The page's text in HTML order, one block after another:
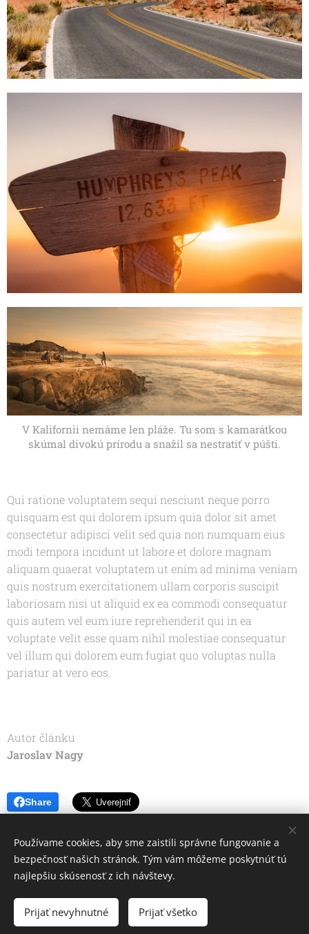
V Kalifornii nemáme len pláže. Tu som s kamarátkou
skúmal divokú prírodu a snažil sa nestratiť v púšti.
Qui ratione voluptatem sequi nesciunt neque porro
quisquam est qui dolorem ipsum quia dolor sit amet
consectetur adipisci velit sed quia non numquam eius
modi tempora incidunt ut labore et dolore magnam
aliquam quaerat voluptatem ut enim ad minima veniam
quis nostrum exercitationem ullam corporis suscipit
laboriosam nisi ut aliquid ex ea commodi consequatur
quis autem vel eum iure reprehenderit qui in ea
voluptate velit esse quam nihil molestiae consequatur
vel illum qui dolorem eum fugiat quo voluptas nulla
pariatur at vero eos.
Autor článku
Jaroslav Nagy
Share
© 2026 čiči :)
hop šup
Cookies
Používame cookies, aby sme zaistili správne fungovanie a
bezpečnosť našich stránok. Tým vám môžeme poskytnúť tú
najlepšiu skúsenosť z ich návštevy.
Prijať nevyhnutné Prijať všetko